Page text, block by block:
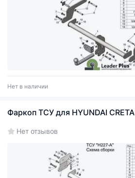
Нет в наличии
Фаркоп ТСУ для HYUNDAI CRETA
Нет отзывов